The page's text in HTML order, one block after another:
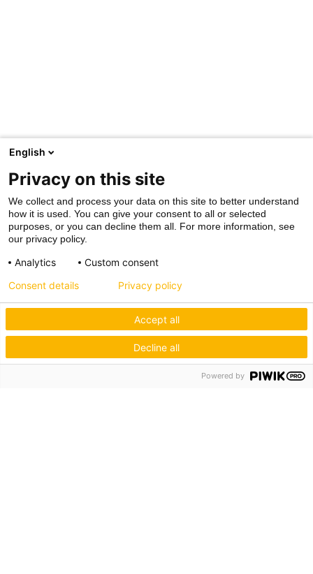
English
Privacy on this site
We collect and process your data on this site to better understand
how it is used. You can give your consent to all or selected
purposes, or you can decline them all. For more information, see
our privacy policy.
Analytics Custom consent
Accept all
Decline all
Consent details Privacy policy
Powered by